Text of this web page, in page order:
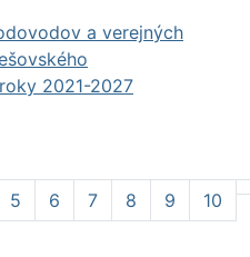
a verejných
2021-2027
Strana 3 z 21
5 6 7 8 9 10